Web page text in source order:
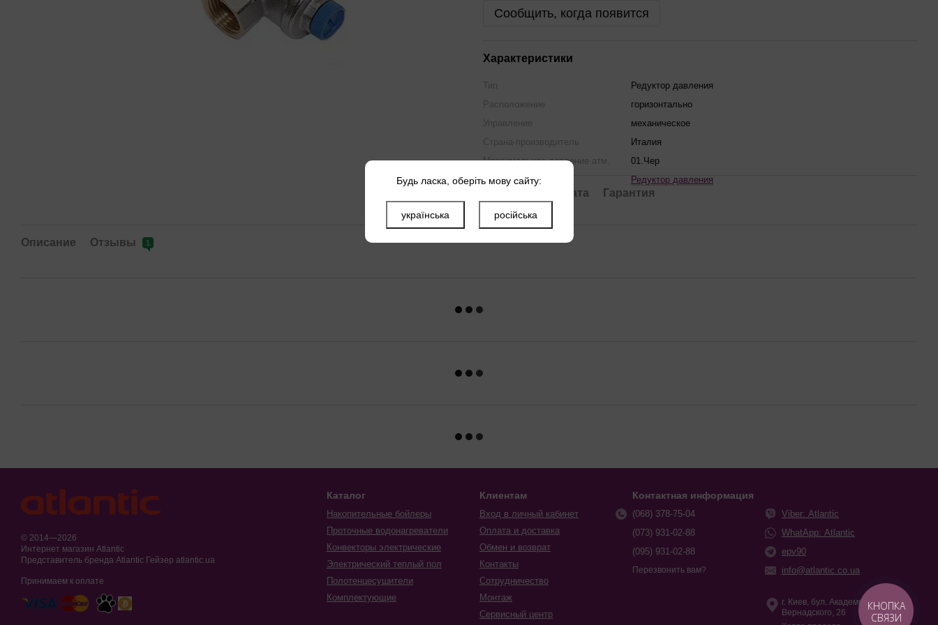
Сообщить, когда появится
Характеристики
Тип
Редуктор давления
Расположение
горизонтально
Управление
механическое
Страна-производитель
Италия
Максимальное давление атм.
01.Чер
Назначение
Редуктор давления
Оплата Гарантия
Описание Отзывы 1
© 2014—2026
Интернет магазин Atlantic
Представитель бренда Atlantic Гейзер atlantic.ua
Принимаем к оплате
Каталог
Накопительные бойлеры
Проточные водонагреватели
Конвекторы электрические
Электрический теплый пол
Полотенцесушители
Комплектующие
Клиентам
Вход в личный кабинет
Оплата и доставка
Обмен и возврат
Контакты
Сотрудничество
Монтаж
Сервисный центр
Контактная информация
(068) 378-75-04
(073) 931-02-88
(095) 931-02-88
Перезвонить вам?
Viber: Atlantic
WhatApp: Atlantic
epv90
info@atlantic.co.ua
г. Киев, бул. Академика
Вернадского, 26
КНОПКА
СВЯЗИ
Будь ласка, оберіть мову сайту:
українська російська